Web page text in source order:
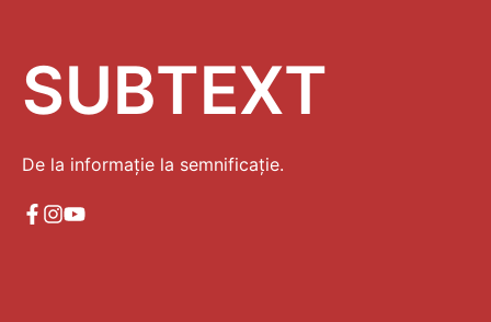
SUBTEXT
De la informație la semnificație.